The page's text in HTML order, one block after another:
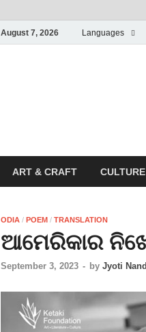
August 7, 2026 Languages
ART & CRAFT CULTURE
ODIA / POEM / TRANSLATION
ଆମେରିକାର
September 3, 2023 - by Jyoti